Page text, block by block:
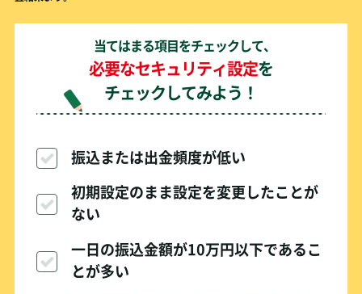
当てはまる項目をチェックして、
必要なセキュリティ設定を
チェックしてみよう！
振込または出金頻度が低い
初期設定のまま設定を変更したことが
ない
一日の振込金額が10万円以下であるこ
とが多い